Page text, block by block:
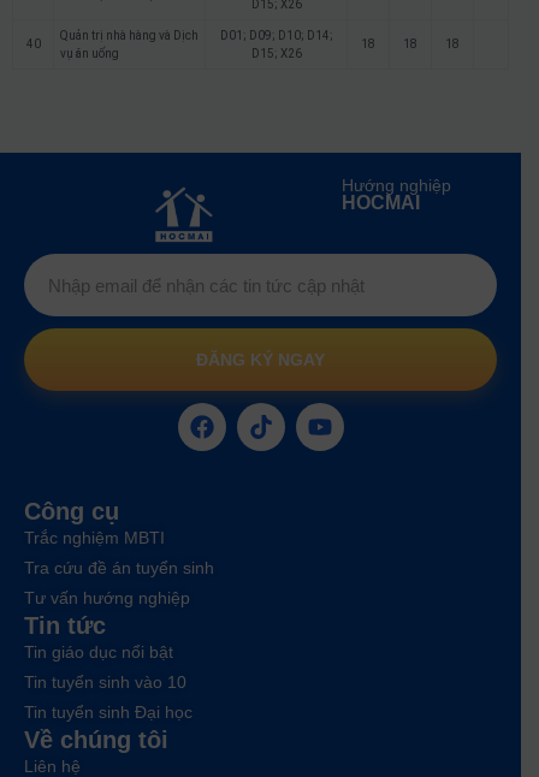
D15; X26
40
Quản trị nhà hàng và Dịch
vụ ăn uống
D01; D09; D10; D14;
D15; X26
18 18 18
Hướng nghiệp
HOCMAI
ĐĂNG KÝ NGAY
Công cụ
Trắc nghiệm MBTI
Tra cứu đề án tuyển sinh
Tư vấn hướng nghiệp
Tin tức
Tin giáo dục nổi bật
Tin tuyển sinh vào 10
Tin tuyển sinh Đại học
Về chúng tôi
Liên hệ